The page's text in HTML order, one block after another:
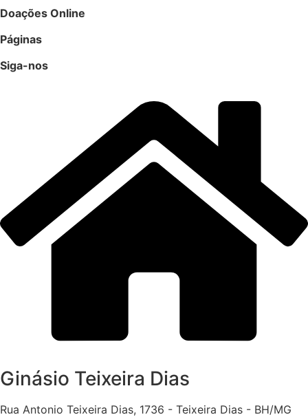
Doações Online
Páginas
Siga-nos
Ginásio Teixeira Dias
Rua Antonio Teixeira Dias, 1736 - Teixeira Dias - BH/MG